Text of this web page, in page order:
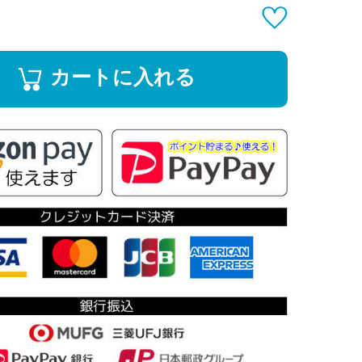
カートに入れる